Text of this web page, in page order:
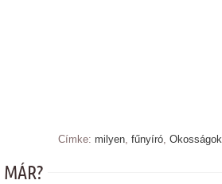
Címke: milyen fűnyíró Okosságok